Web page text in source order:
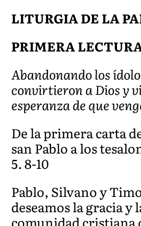
LITURGIA DE LA
PRIMERA
Abandonando los
convirtieron a Dios y
esperanza de que
De la primera carta
san Pablo a los
5. 8-10
Pablo, Silvano y
deseamos la gracia y
comunidad cristiana